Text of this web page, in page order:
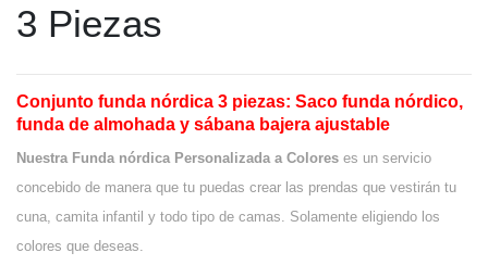
3 Piezas
Conjunto funda nórdica 3 piezas: Saco funda nórdico,
funda de almohada y sábana bajera ajustable
Nuestra Funda nórdica Personalizada a Colores es un servicio
concebido de manera que tu puedas crear las prendas que vestirán tu
cuna, camita infantil y todo tipo de camas. Solamente eligiendo los
colores que deseas.